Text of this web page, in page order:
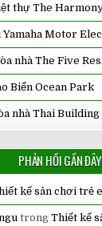
thự The
Yamaha Motor
nhà The Five
Biển Ocean Park
nhà Thai Building
PHẢN HỒI GẦN ĐÂY
kế sân chơi trẻ
trongThiết kế